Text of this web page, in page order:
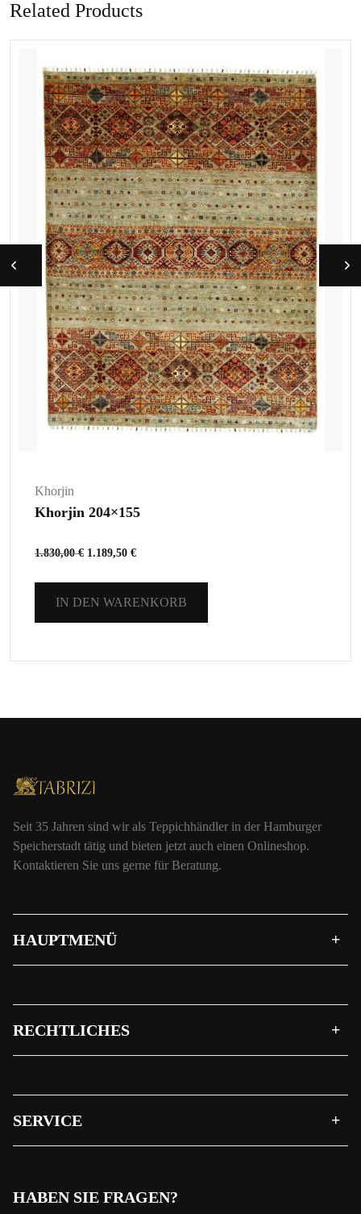
Related Products
Khorjin
Khorjin 204×155
1.830,00€ 1.189,50 €
IN DEN WARENKORB
Seit 35 Jahren sind wir als Teppichhändler in der Hamburger
Speicherstadt tätig und bieten jetzt auch einen Onlineshop.
Kontaktieren Sie uns gerne für Beratung.
HAUPTMENÜ
RECHTLICHES
SERVICE
HABEN SIE FRAGEN?